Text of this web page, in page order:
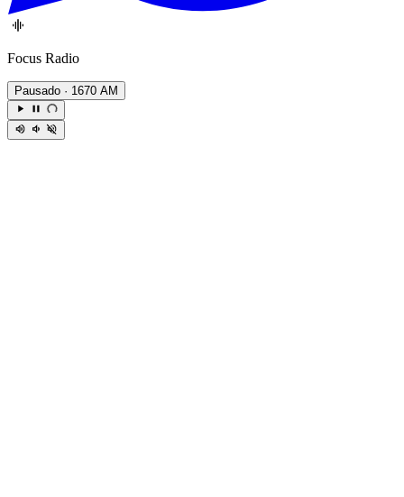
Focus Radio
Pausado · 1670 AM